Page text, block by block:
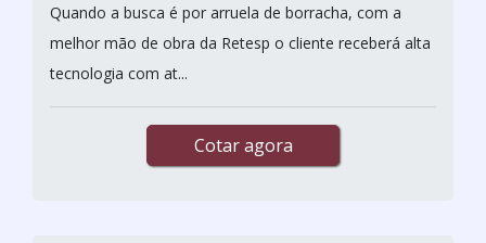
Quando a busca é por arruela de borracha, com a
melhor mão de obra da Retesp o cliente receberá alta
tecnologia com at...
Cotar agora